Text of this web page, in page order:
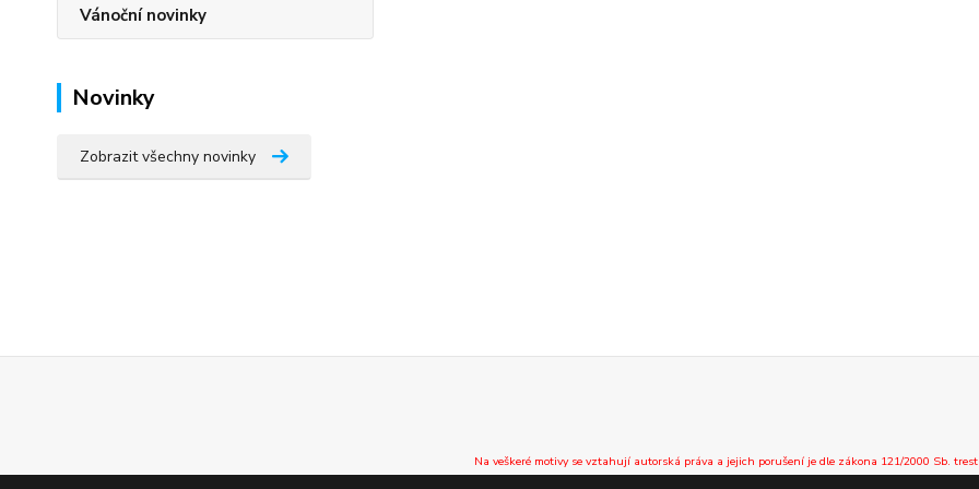
Vánoční novinky
Novinky
Zobrazit všechny novinky
Na veškeré motivy se vztahují autorská práva a jejich porušení je dle zákona 121/2000 Sb.